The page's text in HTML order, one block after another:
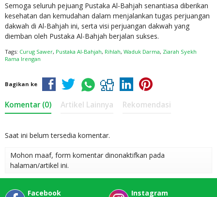
Semoga seluruh pejuang Pustaka Al-Bahjah senantiasa diberikan
kesehatan dan kemudahan dalam menjalankan tugas perjuangan
dakwah di Al-Bahjah ini, serta visi perjuangan dakwah yang
diemban oleh Pustaka Al-Bahjah berjalan sukses.
Tags: Curug Sawer, Pustaka Al-Bahjah, Rihlah, Waduk Darma, Ziarah Syekh
Rama Irengan
Bagikan ke
Komentar (0) Artikel Lainnya Rekomendasi
Saat ini belum tersedia komentar.
Mohon maaf, form komentar dinonaktifkan pada
halaman/artikel ini.
Facebook Instagram